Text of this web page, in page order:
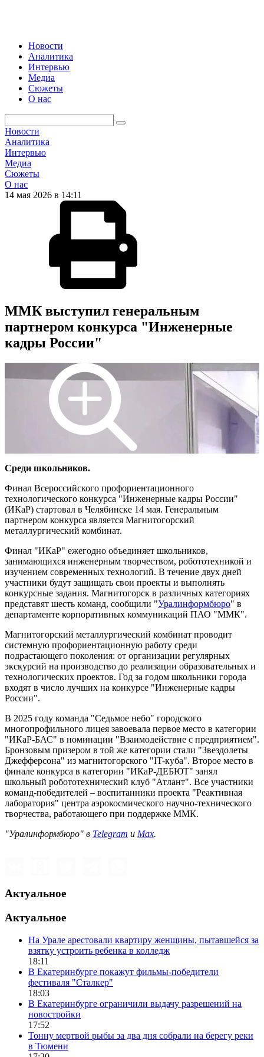
Новости
Аналитика
Интервью
Медиа
Сюжеты
О нас
Новости
Аналитика
Интервью
Медиа
Сюжеты
О нас
14 мая 2026 в 14:11
ММК выступил генеральным
партнером конкурса "Инженерные
кадры России"
Среди школьников.
Финал Всероссийского профориентационного
технологического конкурса "Инженерные кадры России"
(ИКаР) стартовал в Челябинске 14 мая. Генеральным
партнером конкурса является Магнитогорский
металлургический комбинат.
Финал "ИКаР" ежегодно объединяет школьников,
занимающихся инженерным творчеством, робототехникой и
изучением современных технологий. В течение двух дней
участники будут защищать свои проекты и выполнять
конкурсные задания. Магнитогорск в различных категориях
представят шесть команд, сообщили "Уралинформбюро" в
департаменте корпоративных коммуникаций ПАО "ММК".
Магнитогорский металлургический комбинат проводит
системную профориентационную работу среди
подрастающего поколения: от организации регулярных
экскурсий на производство до реализации образовательных и
технологических проектов. Год за годом школьники города
входят в число лучших на конкурсе "Инженерные кадры
России".
В 2025 году команда "Седьмое небо" городского
многопрофильного лицея завоевала первое место в категории
"ИКаР-БАС" в номинации "Взаимодействие с предприятием".
Бронзовым призером в той же категории стали "Звездолеты
Джефферсона" из магнитогорского "IT-куба". Второе место в
финале конкурса в категории "ИКаР-ДЕБЮТ" занял
школьный робототехнический клуб "Атлант". Все участники
команд-победителей – воспитанники проекта "Реактивная
лаборатория" центра аэрокосмического научно-технического
творчества, работающего при поддержке ММК.
"Уралинформбюро" в Telegram и Max.
Актуальное
Актуальное
На Урале арестовали квартиру женщины, пытавшейся за
взятку устроить ребенка в колледж
18:11
В Екатеринбурге покажут фильмы-победители
фестиваля "Сталкер"
18:03
В Екатеринбурге ограничили выдачу разрешений на
новостройки
17:52
Тонну мертвой рыбы за два дня собрали на берегу реки
в Тюмени